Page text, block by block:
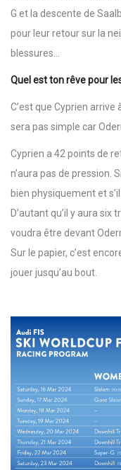
G et la descente de
pour leur retour sur la
blessures…
Quel est ton rêve pour
C’est que Cyprien arrive
sera pas simple car
Cyprien a 42 points de
n’aura pas de pression.
bien physiquement et
D’autant qu’il y aura
voudra être devant
Sur le papier, c’est
jouer jusqu’au bout.